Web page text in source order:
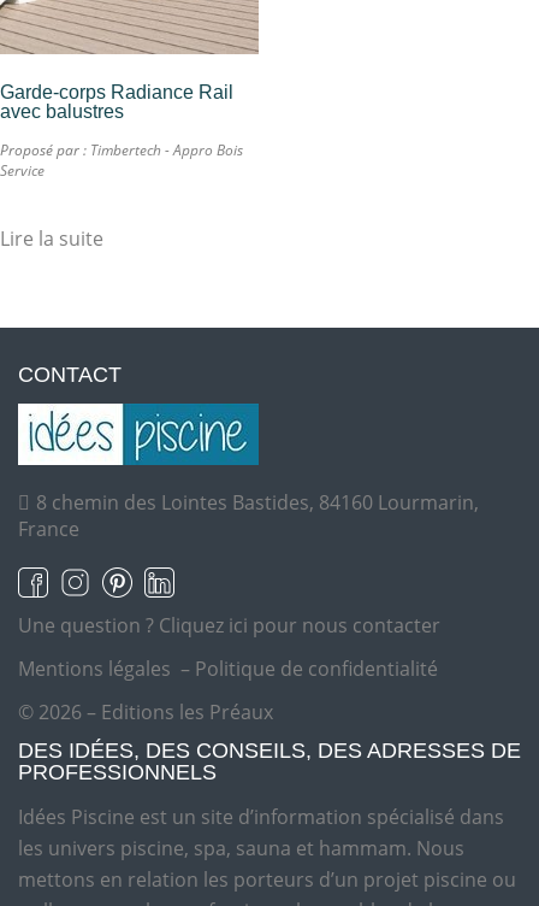
Garde-corps Radiance Rail
avec balustres
Proposé par : Timbertech - Appro Bois
Service
Lire la suite
CONTACT
8 chemin des Lointes Bastides, 84160 Lourmarin,
France
Une question ? Cliquez ici pour nous contacter
Mentions légales – Politique de confidentialité
© 2026 – Editions les Préaux
DES IDÉES, DES CONSEILS, DES ADRESSES DE
PROFESSIONNELS
Idées Piscine est un site d’information spécialisé dans
les univers piscine, spa, sauna et hammam. Nous
mettons en relation les porteurs d’un projet piscine ou